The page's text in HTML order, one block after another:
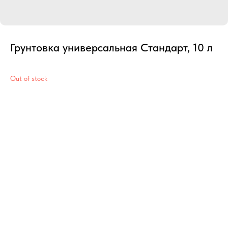
Грунтовка универсальная Стандарт, 10 л
Out of stock